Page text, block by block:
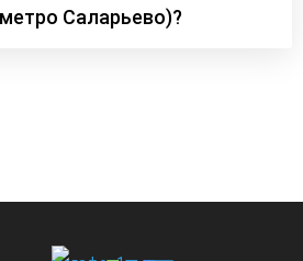
Саларьево)?